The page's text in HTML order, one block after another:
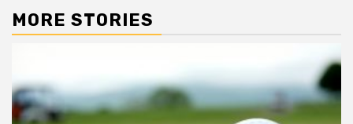
MORE STORIES